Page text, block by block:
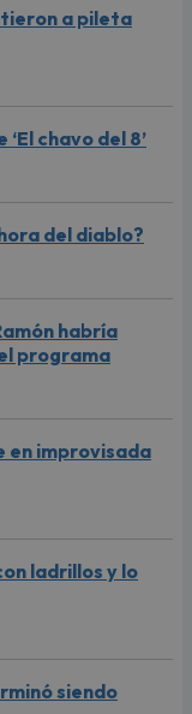
a pileta
chavo del 8’
del diablo?
habría
programa
en improvisada
ladrillos y lo
siendo